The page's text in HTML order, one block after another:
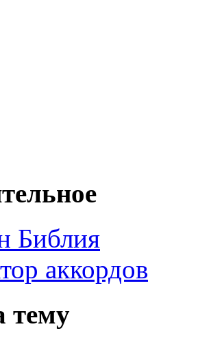
Библия
аккордов
тему